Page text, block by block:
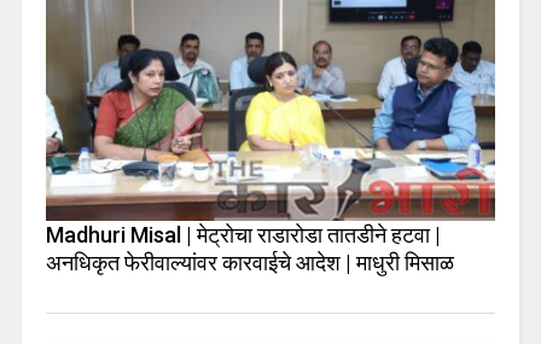
Madhuri Misal | मेट्रोचा राडारोडा तातडीने हटवा |
अनधिकृत फेरीवाल्यांवर कारवाईचे आदेश | माधुरी मिसाळ